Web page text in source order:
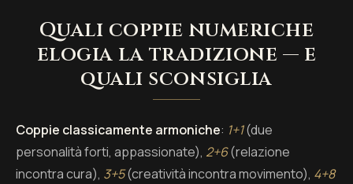
Quali coppie numeriche
elogia la tradizione — e
quali sconsiglia
Coppie classicamente armoniche: 1+1(due
personalità forti, appassionate), 2+6(relazione
incontra cura), 3+5(creatività incontra movimento), 4+8